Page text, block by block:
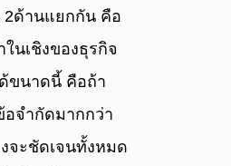
2ด้านแยกกัน คือ
นเชิงของธุรกิจ
ขนาดนี้ คือถ้า
อจํากัดมากกว่า
จะชัดเจนทั้งหมด